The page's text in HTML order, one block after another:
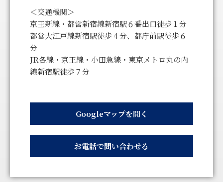
＜交通機関＞
京王新線・都営新宿線新宿駅６番出口徒歩１分
都営大江戸線新宿駅徒歩４分、都庁前駅徒歩６
分
JR各線・京王線・小田急線・東京メトロ丸の内
線新宿駅徒歩７分
Googleマップを開く
お電話で問い合わせる